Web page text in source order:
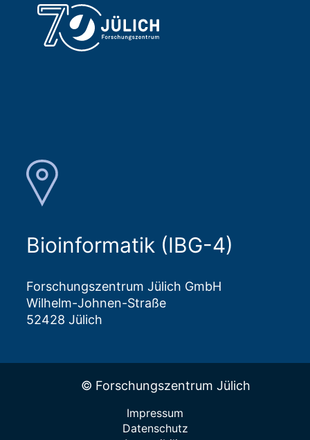
Bioinformatik (IBG-4)
Forschungszentrum Jülich GmbH
Wilhelm-Johnen-Straße
52428 Jülich
© Forschungszentrum Jülich
Impressum
Datenschutz